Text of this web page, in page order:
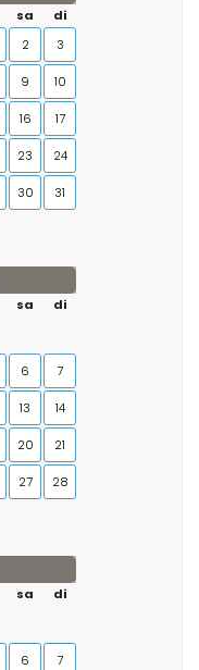
sa
di
2 3
9 10
16 17
23 24
30 31
sa di
6 7
13 14
20 21
27 28
sa di
6 7